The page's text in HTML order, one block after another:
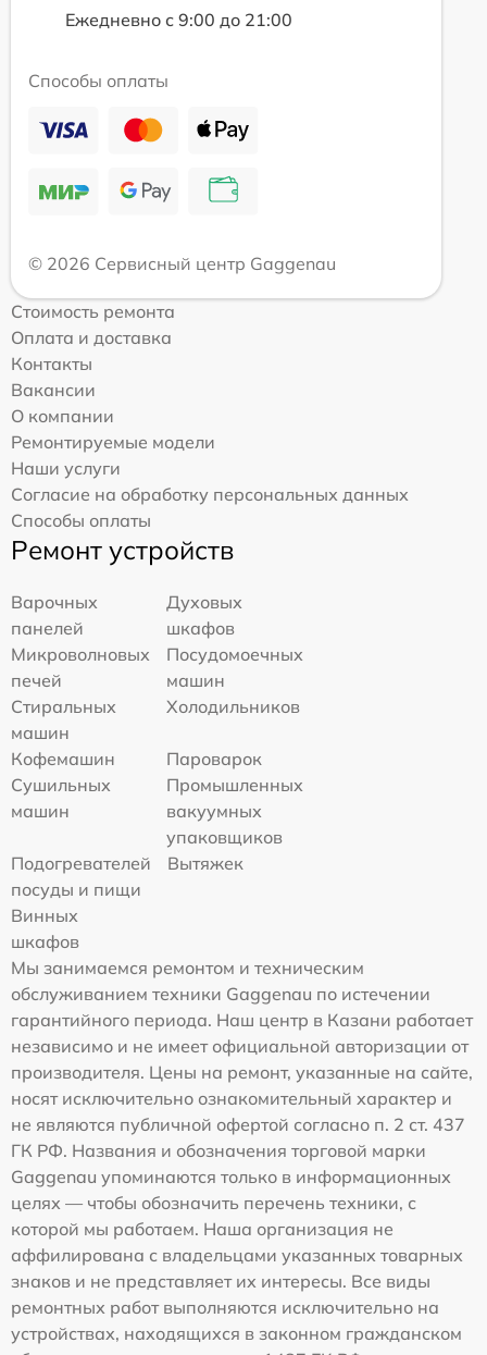
Ежедневно с 9:00 до 21:00
Способы оплаты
© 2026 Сервисный центр Gaggenau
Стоимость ремонта
Оплата и доставка
Контакты
Вакансии
О компании
Ремонтируемые модели
Наши услуги
Согласие на обработку персональных данных
Способы оплаты
Ремонт устройств
Варочных
панелей
Духовых
шкафов
Микроволновых
печей
Посудомоечных
машин
Стиральных
машин
Холодильников
Кофемашин
Пароварок
Сушильных
машин
Промышленных
вакуумных
упаковщиков
Подогревателей
посуды и пищи
Вытяжек
Винных
шкафов
Мы занимаемся ремонтом и техническим
обслуживанием техники Gaggenau по истечении
гарантийного периода. Наш центр в Казани работает
независимо и не имеет официальной авторизации от
производителя. Цены на ремонт, указанные на сайте,
носят исключительно ознакомительный характер и
не являются публичной офертой согласно п. 2 ст. 437
ГК РФ. Названия и обозначения торговой марки
Gaggenau упоминаются только в информационных
целях — чтобы обозначить перечень техники, с
которой мы работаем. Наша организация не
аффилирована с владельцами указанных товарных
знаков и не представляет их интересы. Все виды
ремонтных работ выполняются исключительно на
устройствах, находящихся в законном гражданском